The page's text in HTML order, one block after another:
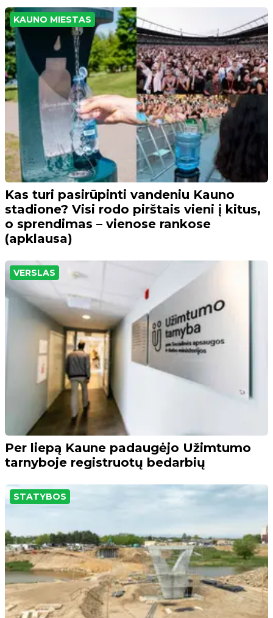
KAUNO MIESTAS
Kas turi pasirūpinti vandeniu Kauno
stadione? Visi rodo pirštais vieni į kitus,
o sprendimas – vienose rankose
(apklausa)
VERSLAS
Per liepą Kaune padaugėjo Užimtumo
tarnyboje registruotų bedarbių
STATYBOS